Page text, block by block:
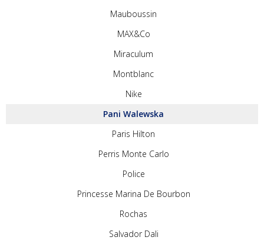
Mauboussin
MAX&Co
Miraculum
Montblanc
Nike
Pani Walewska
Paris Hilton
Perris Monte Carlo
Police
Princesse Marina De Bourbon
Rochas
Salvador Dali